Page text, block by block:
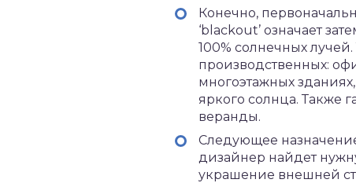
Конечно,
‘blackout’ означает
100% солнечных
производственных:
многоэтажных
яркого солнца. Также
веранды.
Следующее
дизайнер найдет
украшение внешней